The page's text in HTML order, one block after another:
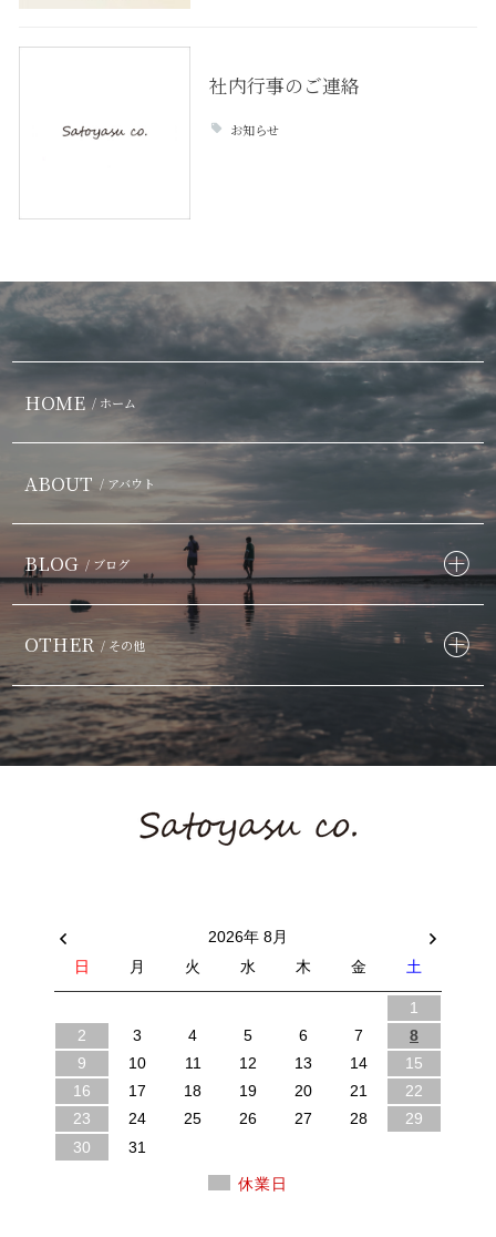
社内行事のご連絡
お知らせ
HOME / ホーム
ABOUT / アバウト
BLOG / ブログ
OTHER / その他
2026年 8月
日
月 火 水 木 金 土
1
2
3 4 5 6 7
8
9
10 11 12 13 14
15
16
17 18 19 20 21
22
23
24 25 26 27 28
29
30
31
休業日